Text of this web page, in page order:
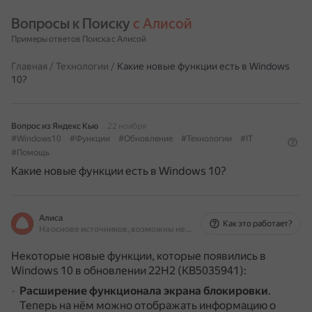
Вопросы к Поиску с Алисой
Примеры ответов Поиска с Алисой
Главная / Технологии / Какие новые функции есть в Windows
10?
Вопрос из Яндекс Кью
22 ноября
#Windows10
#Функции #Обновление #Технологии
#IT
#Помощь
Какие новые функции есть в Windows 10?
Алиса
На основе источников, возможны неточности
Как это работает?
Некоторые новые функции, которые появились в
Windows 10 в обновлении 22H2 (KB5035941):
Расширение функционала экрана блокировки.
Теперь на нём можно отображать информацию о